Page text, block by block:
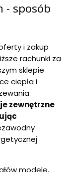
- sposób
i zakup
rachunki za
sklepie
ciepła i
zewnętrzne
modele,